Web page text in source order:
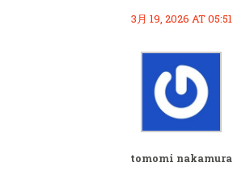
3月 19, 2026 AT 05:51
tomomi nakamura